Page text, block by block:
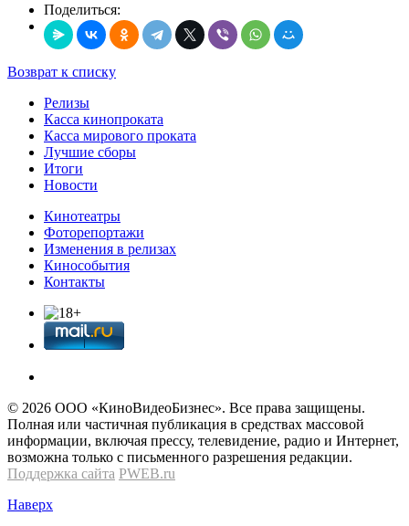
Поделиться:
Возврат к списку
Релизы
Касса кинопроката
Касса мирового проката
Лучшие сборы
Итоги
Новости
Кинотеатры
Фоторепортажи
Изменения в релизах
Кинособытия
Контакты
© 2026 OOО «КиноВидеоБизнес». Все права защищены.
Полная или частичная публикация в средствах массовой
информации, включая прессу, телевидение, радио и Интернет,
возможна только с письменного разрешения редакции.
Поддержка сайта PWEB.ru
Наверх